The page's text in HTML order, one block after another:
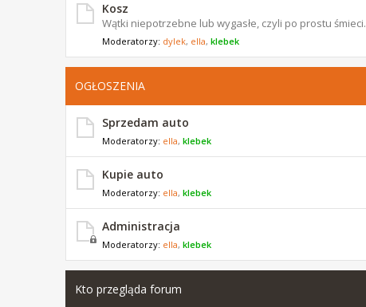
Kosz
Wątki niepotrzebne lub wygasłe, czyli po prostu śmieci.
Moderatorzy: dylek, ella, klebek
OGŁOSZENIA
Sprzedam auto
Moderatorzy: ella, klebek
Kupie auto
Moderatorzy: ella, klebek
Administracja
Moderatorzy: ella, klebek
Kto przegląda forum